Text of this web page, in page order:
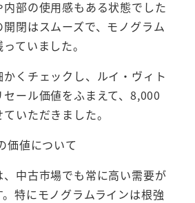
部の使用感もある状態でした
閉はスムーズで、モノグラム
ていました。
くチェックし、ルイ・ヴィト
ール価値をふまえて、8,000
いただきました。
価値について
、中古市場でも常に高い需要が
特にモノグラムラインは根強